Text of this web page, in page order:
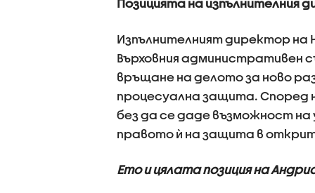
Позицията на изпълнителния
Изпълнителният директор на
Върховния административен
връщане на делото за ново
процесуална защита. Според
без да се даде възможност
правото ѝ на защита в
Ето и цялата позиция на